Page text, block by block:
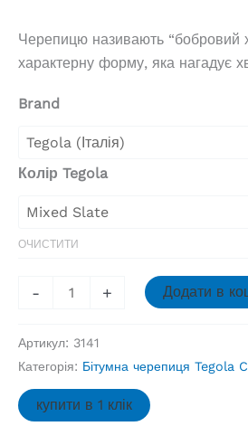
Черепицю називають “бобровий
характерну форму, яка нагадує
Brand
Колір Tegola
ОЧИСТИТИ
-
Бітумна
Traditional,
м2
+ Додати в
Артикул: 3141
Категорія: Бітумна черепиця Tegola
купити в 1 клік